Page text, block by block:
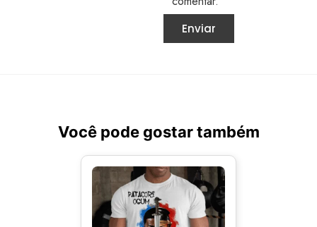
Você pode gostar também